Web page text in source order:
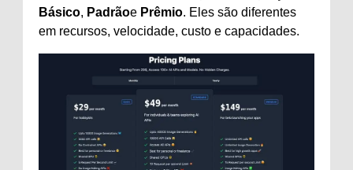
Básico, Padrãoe Prêmio. Eles são diferentes
em recursos, velocidade, custo e capacidades.